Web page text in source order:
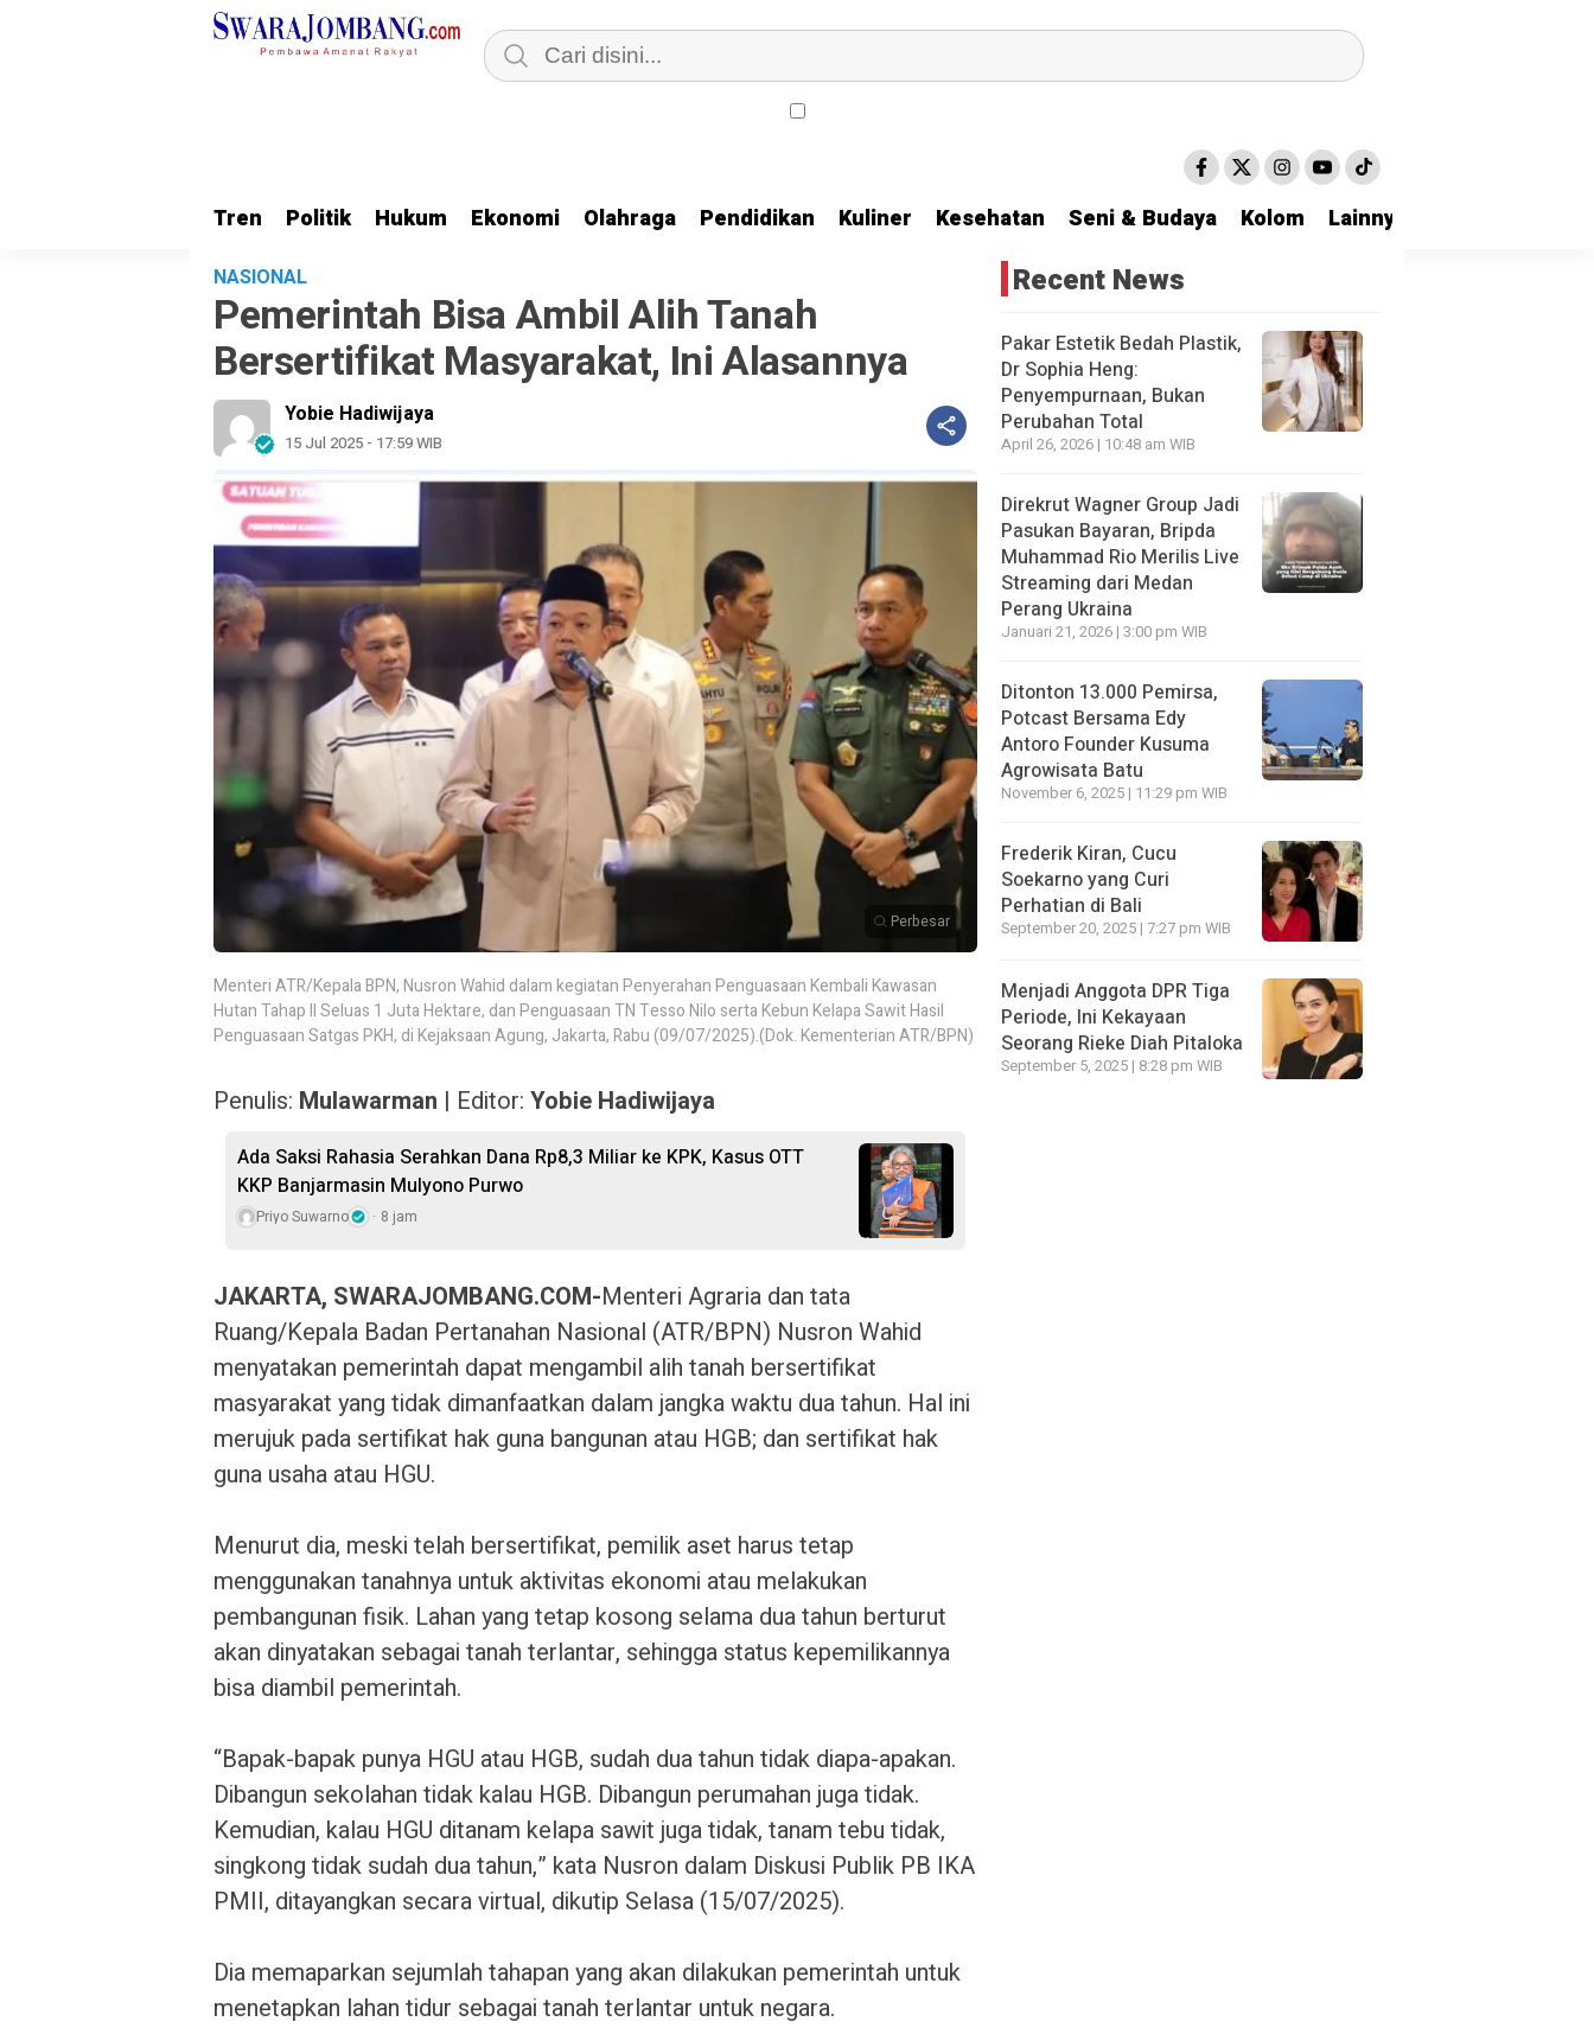
Tren Politik Hukum Ekonomi Olahraga Pendidikan Kuliner Kesehatan Seni & Budaya Kolom Lainnya
NASIONAL
Pemerintah Bisa Ambil Alih Tanah
Bersertifikat Masyarakat, Ini Alasannya
Yobie Hadiwijaya
15 Jul 2025 - 17:59 WIB
Perbesar
Menteri ATR/Kepala BPN, Nusron Wahid dalam kegiatan Penyerahan Penguasaan Kembali Kawasan
Hutan Tahap II Seluas 1 Juta Hektare, dan Penguasaan TN Tesso Nilo serta Kebun Kelapa Sawit Hasil
Penguasaan Satgas PKH, di Kejaksaan Agung, Jakarta, Rabu (09/07/2025).(Dok. Kementerian ATR/BPN)
Penulis: Mulawarman | Editor: Yobie Hadiwijaya
Ada Saksi Rahasia Serahkan Dana Rp8,3 Miliar ke KPK, Kasus OTT
KKP Banjarmasin Mulyono Purwo
Priyo Suwarno 8 jam
JAKARTA, SWARAJOMBANG.COM-Menteri Agraria dan tata
Ruang/Kepala Badan Pertanahan Nasional (ATR/BPN) Nusron Wahid
menyatakan pemerintah dapat mengambil alih tanah bersertifikat
masyarakat yang tidak dimanfaatkan dalam jangka waktu dua tahun. Hal ini
merujuk pada sertifikat hak guna bangunan atau HGB; dan sertifikat hak
guna usaha atau HGU.
Menurut dia, meski telah bersertifikat, pemilik aset harus tetap
menggunakan tanahnya untuk aktivitas ekonomi atau melakukan
pembangunan fisik. Lahan yang tetap kosong selama dua tahun berturut
akan dinyatakan sebagai tanah terlantar, sehingga status kepemilikannya
bisa diambil pemerintah.
“Bapak-bapak punya HGU atau HGB, sudah dua tahun tidak diapa-apakan.
Dibangun sekolahan tidak kalau HGB. Dibangun perumahan juga tidak.
Kemudian, kalau HGU ditanam kelapa sawit juga tidak, tanam tebu tidak,
singkong tidak sudah dua tahun,” kata Nusron dalam Diskusi Publik PB IKA
PMII, ditayangkan secara virtual, dikutip Selasa (15/07/2025).
Dia memaparkan sejumlah tahapan yang akan dilakukan pemerintah untuk
menetapkan lahan tidur sebagai tanah terlantar untuk negara.
Recent News
Pakar Estetik Bedah Plastik,
Dr Sophia Heng:
Penyempurnaan, Bukan
Perubahan Total
April 26, 2026 | 10:48 am WIB
Direkrut Wagner Group Jadi
Pasukan Bayaran, Bripda
Muhammad Rio Merilis Live
Streaming dari Medan
Perang Ukraina
Januari 21, 2026 | 3:00 pm WIB
Ditonton 13.000 Pemirsa,
Potcast Bersama Edy
Antoro Founder Kusuma
Agrowisata Batu
November 6, 2025 | 11:29 pm WIB
Frederik Kiran, Cucu
Soekarno yang Curi
Perhatian di Bali
September 20, 2025 | 7:27 pm WIB
Menjadi Anggota DPR Tiga
Periode, Ini Kekayaan
Seorang Rieke Diah Pitaloka
September 5, 2025 | 8:28 pm WIB